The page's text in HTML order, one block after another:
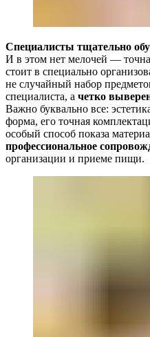
Специалисты тщательно
И в этом нет мелочей —
стоит в специально
не случайный набор
специалиста, а четко
Важно буквально все:
форма, его точная
особый способ показа
профессиональное
организации и приеме пищи.